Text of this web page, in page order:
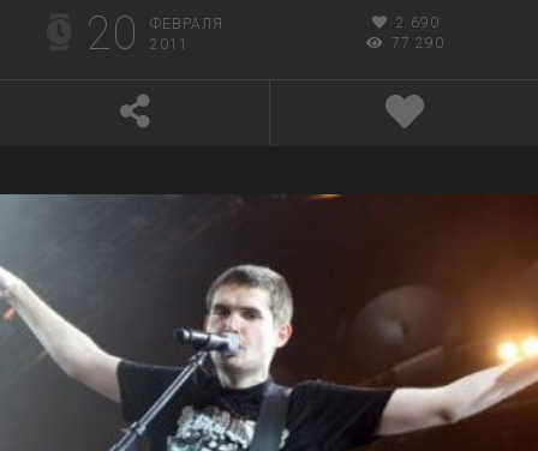
20
ФЕВРАЛЯ
2011
2 690
77 290